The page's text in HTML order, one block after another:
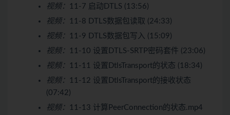
视频：
11-7 启动DTLS (13:56)
视频：
11-8 DTLS数据包读取 (24:33)
视频：
11-9 DTLS数据包写入 (15:09)
视频：
11-10 设置DTLS-SRTP密码套件 (23:06)
视频：
11-11 设置DtlsTransport的状态 (18:34)
视频：
11-12 设置DtlsTransport的接收状态
(07:42)
视频：
11-13 计算PeerConnection的状态.mp4